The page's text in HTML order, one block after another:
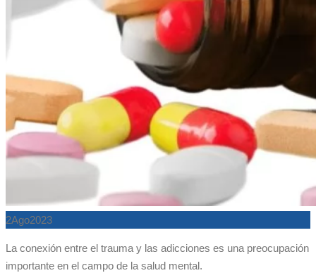
2Ago2023
La conexión entre el trauma y las adicciones es una preocupación
importante en el campo de la salud mental.